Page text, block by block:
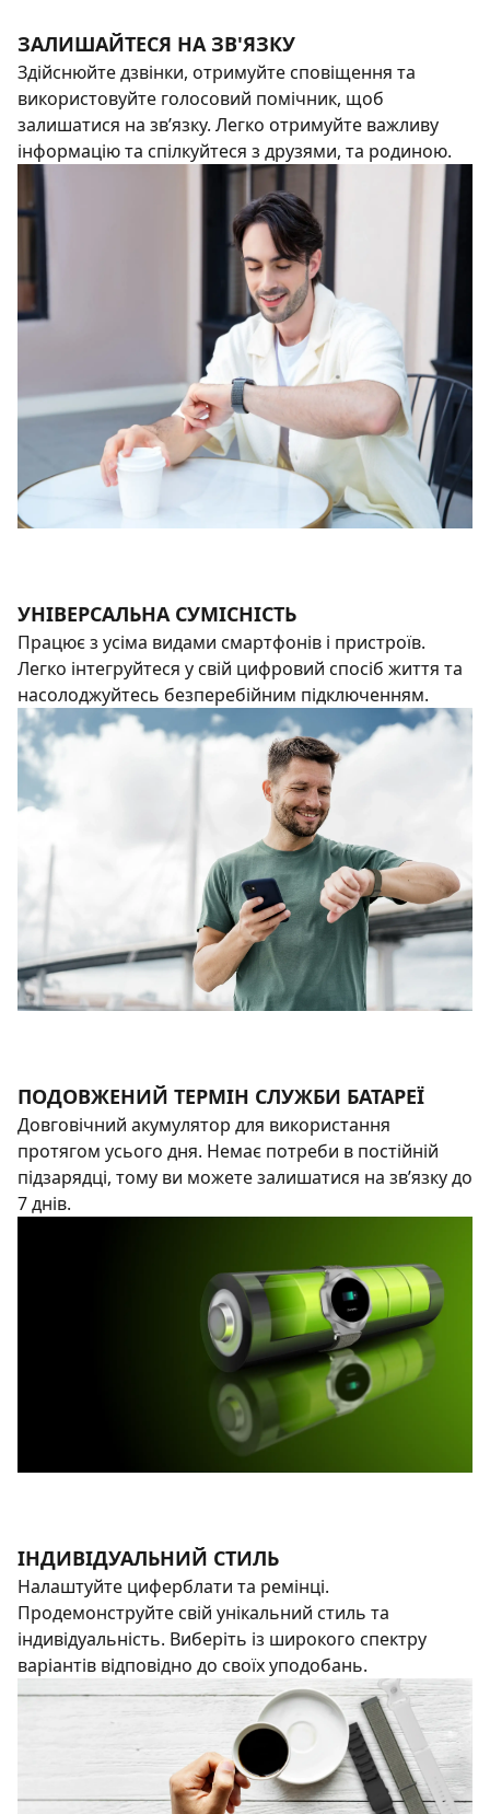
ЗАЛИШАЙТЕСЯ НА ЗВ'ЯЗКУ
Здійснюйте дзвінки, отримуйте сповіщення та
використовуйте голосовий помічник, щоб
залишатися на зв’язку. Легко отримуйте важливу
інформацію та спілкуйтеся з друзями, та родиною.
УНІВЕРСАЛЬНА СУМІСНІСТЬ
Працює з усіма видами смартфонів і пристроїв.
Легко інтегруйтеся у свій цифровий спосіб життя та
насолоджуйтесь безперебійним підключенням.
ПОДОВЖЕНИЙ ТЕРМІН СЛУЖБИ БАТАРЕЇ
Довговічний акумулятор для використання
протягом усього дня. Немає потреби в постійній
підзарядці, тому ви можете залишатися на зв’язку до
7 днів.
ІНДИВІДУАЛЬНИЙ СТИЛЬ
Налаштуйте циферблати та ремінці.
Продемонструйте свій унікальний стиль та
індивідуальність. Виберіть із широкого спектру
варіантів відповідно до своїх уподобань.